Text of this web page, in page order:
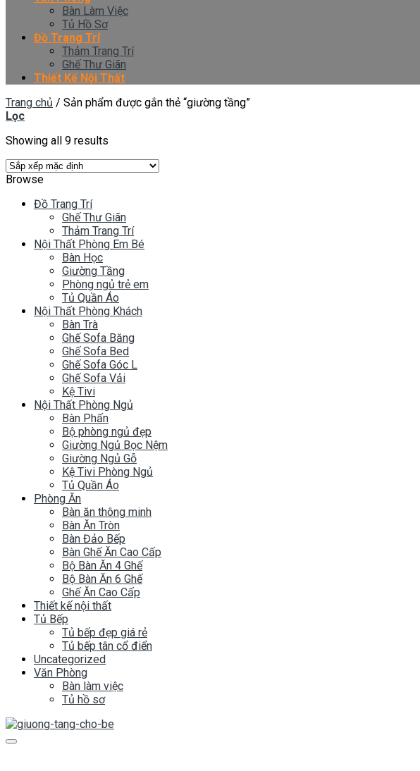
Bàn Làm Việc
Tủ Hồ Sơ
Đồ Trang Trí
Thảm Trang Trí
Ghế Thư Giãn
Thiết Kế Nội Thất
Trang chủ / Sản phẩm được gắn thẻ “giường tầng”
Lọc
Showing all 9 results
Browse
Đồ Trang Trí
Ghế Thư Giãn
Thảm Trang Trí
Nội Thất Phòng Em Bé
Bàn Học
Giường Tầng
Phòng ngủ trẻ em
Tủ Quần Áo
Nội Thất Phòng Khách
Bàn Trà
Ghế Sofa Băng
Ghế Sofa Bed
Ghế Sofa Góc L
Ghế Sofa Vải
Kệ Tivi
Nội Thất Phòng Ngủ
Bàn Phấn
Bộ phòng ngủ đẹp
Giường Ngủ Bọc Nệm
Giường Ngủ Gỗ
Kệ Tivi Phòng Ngủ
Tủ Quần Áo
Phòng Ăn
Bàn ăn thông minh
Bàn Ăn Tròn
Bàn Đảo Bếp
Bàn Ghế Ăn Cao Cấp
Bộ Bàn Ăn 4 Ghế
Bộ Bàn Ăn 6 Ghế
Ghế Ăn Cao Cấp
Thiết kế nội thất
Tủ Bếp
Tủ bếp đẹp giá rẻ
Tủ bếp tân cổ điển
Uncategorized
Văn Phòng
Bàn làm việc
Tủ hồ sơ